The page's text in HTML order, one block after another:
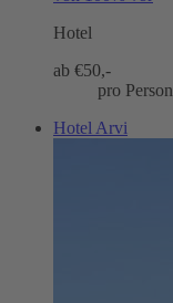
Hotel
ab €50,-
pro Person
Hotel Arvi